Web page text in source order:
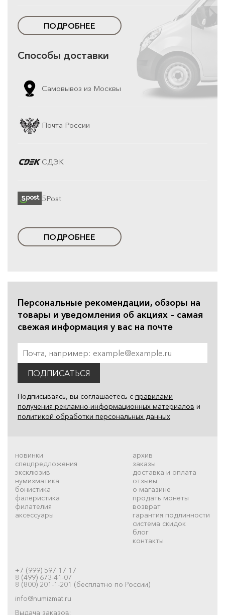
ПОДРОБНЕЕ
Способы доставки
Самовывоз из Москвы
Почта России
СДЭК
5Post
ПОДРОБНЕЕ
Персональные рекомендации, обзоры на
товары и уведомления об акциях – самая
свежая информация у вас на почте
ПОДПИСАТЬСЯ
Подписываясь, вы соглашаетесь с правилами
получения рекламно-информационных материалов и
политикой обработки персональных данных
новинки
спецпредложения
эксклюзив
нумизматика
бонистика
фалеристика
филателия
аксессуары
архив
заказы
доставка и оплата
отзывы
о магазине
продать монеты
возврат
гарантия подлинности
система скидок
блог
контакты
+7 (999) 597-17-17
8 (499) 673-41-07
8 (800) 201-1-201 (бесплатно по России)
info@numizmat.ru
Выдача заказов: